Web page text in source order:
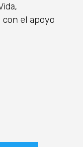
con el apoyo